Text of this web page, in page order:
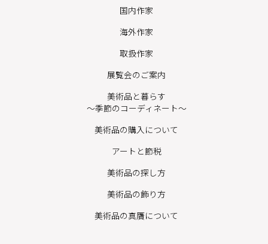
国内作家
海外作家
取扱作家
展覧会のご案内
美術品と暮らす
〜季節のコーディネート〜
美術品の購入について
アートと節税
美術品の探し方
美術品の飾り方
美術品の真贋について